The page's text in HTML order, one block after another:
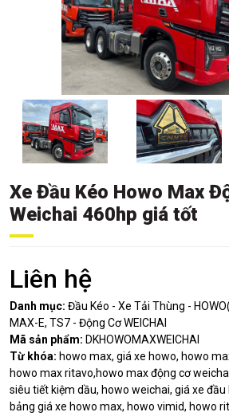
Xe Đầu Kéo Howo Max
Weichai 460hp giá tốt
Liên hệ
Danh mục: Đầu Kéo - Xe Tải Thùng -
MAX-E, TS7 - Động Cơ WEICHAI
Mã sản phẩm: DKHOWOMAXWEICHAI
Từ khóa: howo max, giá xe howo, howo
howo max ritavo,howo max động cơ
siêu tiết kiệm dầu, howo weichai, giá xe
bảng giá xe howo max, howo vimid, howo